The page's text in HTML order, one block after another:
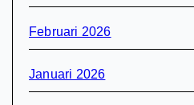
Februari 2026
Januari 2026